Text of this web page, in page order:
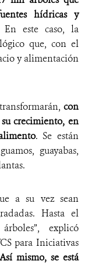
hídricas y
En este caso, la
que, con el
y alimentación
con
crecimiento, en
. Se están
guayabas,
a su vez sean
Hasta el
explicó
para Iniciativas
Así mismo, se está